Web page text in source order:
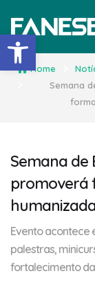
Barra
Home
Semana
Semana de
promoverá
Evento acontece
palestras,
fortalecimento